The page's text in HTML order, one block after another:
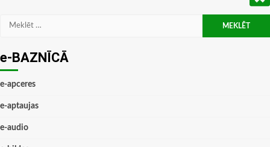
Meklēt:
e-BAZNĪCĀ
e-apceres
e-aptaujas
e-audio